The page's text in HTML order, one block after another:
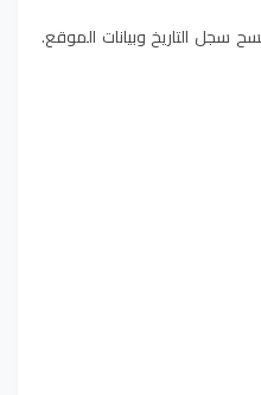
سجل التاريخ وبيانات الموقع.